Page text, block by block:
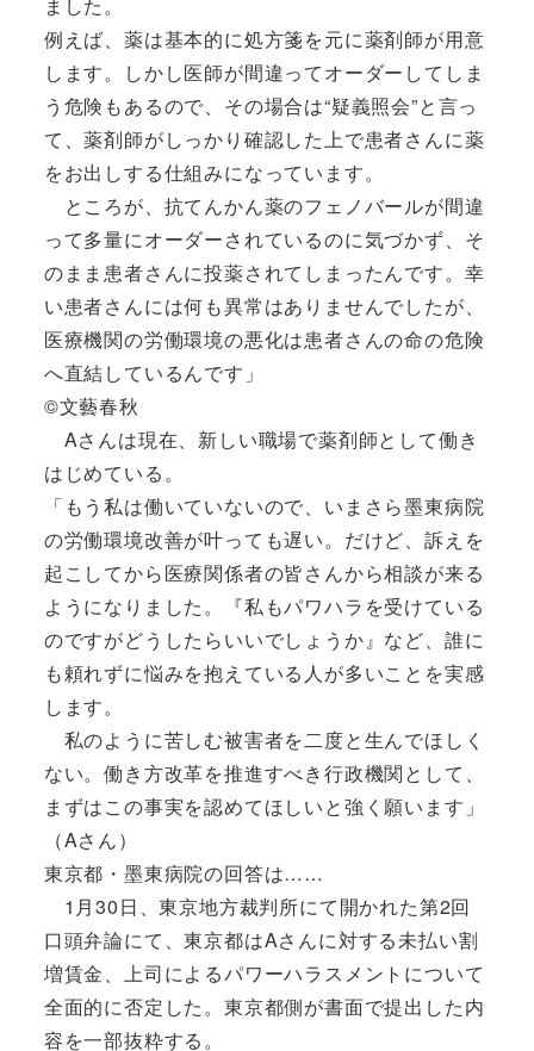
例えば、薬は基本的に処方箋を元に薬剤師が用意
します。しかし医師が間違ってオーダーしてしま
う危険もあるので、その場合は“疑義照会”と言っ
て、薬剤師がしっかり確認した上で患者さんに薬
をお出しする仕組みになっています。
ところが、抗てんかん薬のフェノバールが間違
って多量にオーダーされているのに気づかず、そ
のまま患者さんに投薬されてしまったんです。幸
い患者さんには何も異常はありませんでしたが、
医療機関の労働環境の悪化は患者さんの命の危険
へ直結しているんです」
©文藝春秋
Aさんは現在、新しい職場で薬剤師として働き
はじめている。
「もう私は働いていないので、いまさら墨東病院
の労働環境改善が叶っても遅い。だけど、訴えを
起こしてから医療関係者の皆さんから相談が来る
ようになりました。『私もパワハラを受けている
のですがどうしたらいいでしょうか』など、誰に
も頼れずに悩みを抱えている人が多いことを実感
します。
私のように苦しむ被害者を二度と生んでほしく
ない。働き方改革を推進すべき行政機関として、
まずはこの事実を認めてほしいと強く願います」
（Aさん）
東京都・墨東病院の回答は……
1月30日、東京地方裁判所にて開かれた第2回
口頭弁論にて、東京都はAさんに対する未払い割
増賃金、上司によるパワーハラスメントについて
全面的に否定した。東京都側が書面で提出した内
容を一部抜粋する。